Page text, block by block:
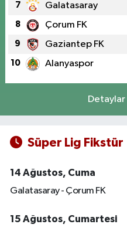
7 Galatasaray
8 Çorum FK
9 Gaziantep FK
10 Alanyaspor
Detaylar
Süper Lig Fikstür
14 Ağustos, Cuma
Galatasaray - Çorum FK
15 Ağustos, Cumartesi